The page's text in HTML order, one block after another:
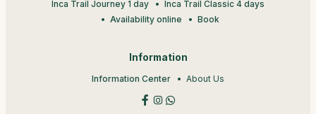
Inca Trail Journey 1 day
Inca Trail Classic 4 days
Availability online
Book
Information
Information Center About Us